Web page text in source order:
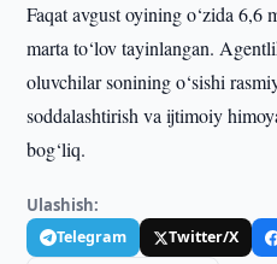
Faqat avgust oyining o‘zida 6,6
marta to‘lov tayinlangan.
oluvchilar sonining o‘sishi
soddalashtirish va ijtimoiy
bog‘liq.
Ulashish:
Telegram Twitter/X